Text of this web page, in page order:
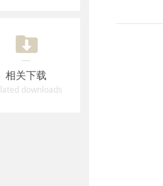
相关下载
downloads